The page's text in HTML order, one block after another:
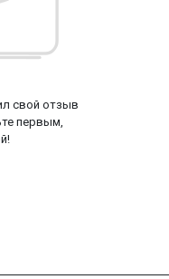
свой отзыв
первым,